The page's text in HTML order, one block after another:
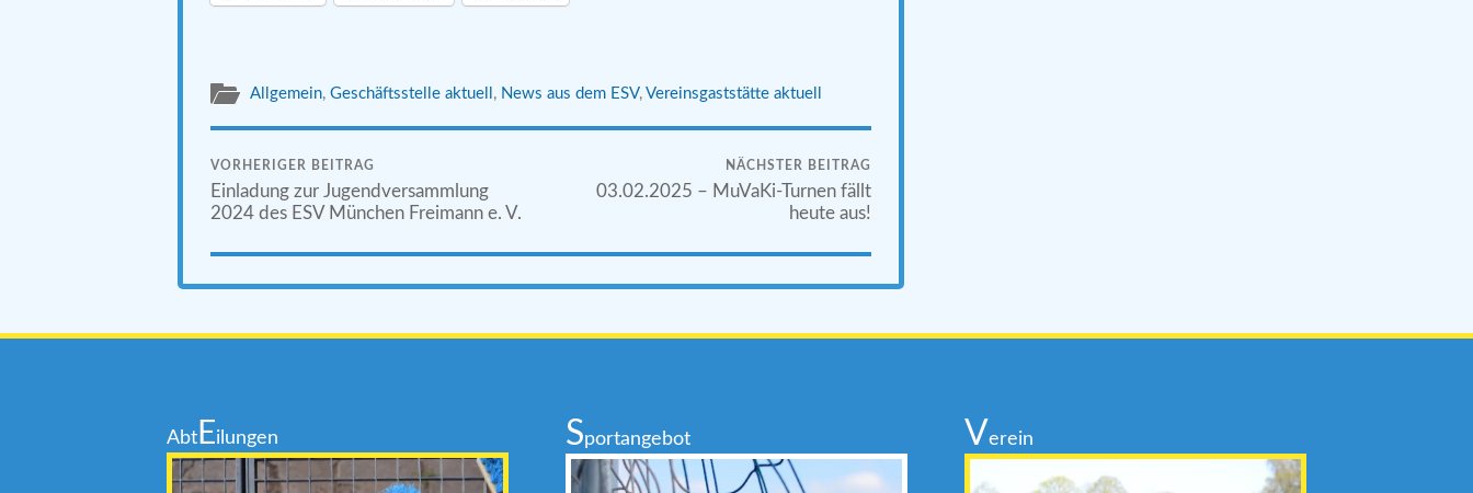
Allgemein, Geschäftsstelle aktuell , News aus dem ESV, Vereinsgaststätte aktuell
VORHERIGER BEITRAG
Einladung zur Jugendversammlung
2024 des ESV München Freimann e. V.
NÄCHSTER BEITRAG
03.02.2025 – MuVaKi-Turnen fällt
heute aus!
Abt Eilungen Sportangebot Verein